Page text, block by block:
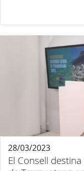
El Consell
28/03/2023